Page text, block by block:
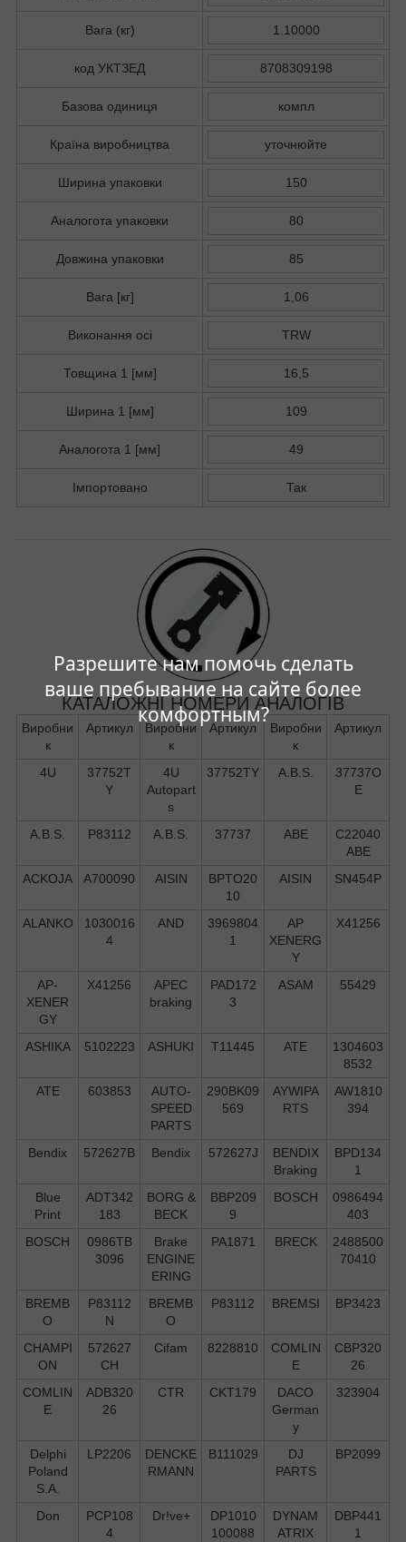
Разрешите нам помочь сделать
ваше пребывание на сайте более
комфортным?
Вага (кг) 1.10000
код УКТЗЕД 8708309198
Базова одиниця компл
Країна виробництва уточнюйте
Ширина упаковки 150
Аналогота упаковки 80
Довжина упаковки 85
Вага [кг] 1,06
Виконання осі TRW
Товщина 1 [мм] 16,5
Ширина 1 [мм] 109
Аналогота 1 [мм] 49
Імпортовано Так
КАТАЛОЖНІ НОМЕРИ АНАЛОГІВ
Виробни
к
Артикул
Виробни
к
Артикул
Виробни
к
Артикул
4U
37752T
Y
4U
Autopart
s
37752TY A.B.S.
37737O
E
A.B.S. P83112 A.B.S. 37737 ABE
C22040
ABE
ACKOJA
A700090 AISIN
BPTO20
10
AISIN SN454P
ALANKO
1030016
4
AND
3969804
1
AP
XENERG
Y
X41256
AP-
XENER
GY
X41256
APEC
braking
PAD172
3
ASAM 55429
ASHIKA 5102223 ASHUKI T11445 ATE
1304603
8532
ATE
603853
AUTO-
SPEED
PARTS
290BK09
569
AYWIPA
RTS
AW1810
394
Bendix 572627B Bendix 572627J
BENDIX
Braking
BPD134
1
Blue
Print
ADT342
183
BORG &
BECK
BBP209
9
BOSCH
0986494
403
BOSCH
0986TB
3096
Brake
ENGINE
ERING
PA1871 BRECK
2488500
70410
BREMB
O
P83112
N
BREMB
O
P83112 BREMSI BP3423
CHAMPI
ON
572627
CH
Cifam 8228810
COMLIN
E
CBP320
26
COMLIN
E
ADB320
26
CTR CKT179
DACO
German
y
323904
Delphi
Poland
S.А.
LP2206
DENCKE
RMANN
B111029
DJ
PARTS
BP2099
Don
PCP108
4
Dr!ve+
DP1010
100088
DYNAM
ATRIX
DBP441
1